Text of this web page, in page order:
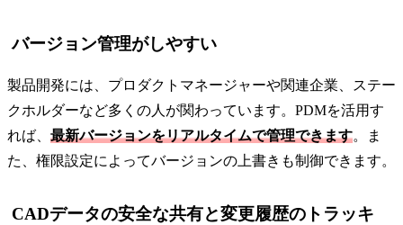
バージョン管理がしやすい
製品開発には、プロダクトマネージャーや関連企業、ステー
クホルダーなど多くの人が関わっています。PDMを活用す
れば、 最新バージョンをリアルタイムで管理できます。ま
た、権限設定によってバージョンの上書きも制御できます。
CADデータの安全な共有と変更履歴のトラッキ